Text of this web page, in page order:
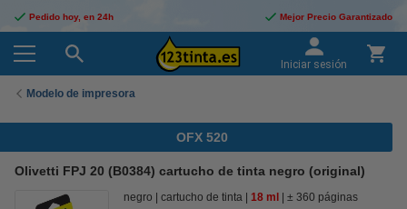
Pedido hoy, en 24h Mejor Precio Garantizado
Iniciar sesión
Modelo de impresora
OFX 520
Olivetti FPJ 20 (B0384) cartucho de tinta negro (original)
negro cartucho de tinta 18 ml ± 360 páginas